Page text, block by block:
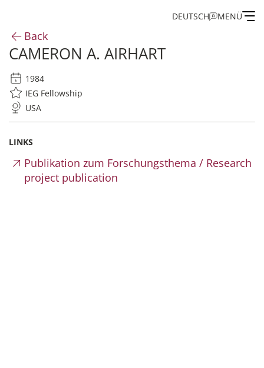
DEUTSCH MENÜ
Institute
Administration
Research
Fellowship and Guest Programme
Back
CAMERON A. AIRHART
1984
IEG Fellowship
USA
LINKS
Publikation zum Forschungsthema / Research
project publication